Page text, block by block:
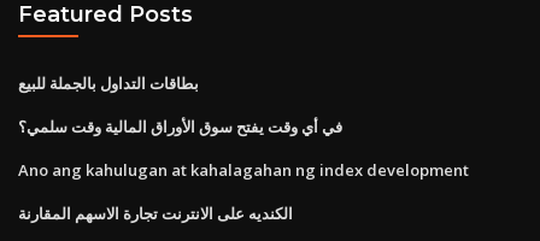
Featured Posts
بطاقات التداول بالجملة للبيع
في أي وقت يفتح سوق الأوراق المالية وقت سلمي؟
Ano ang kahulugan at kahalagahan ng index development
الكنديه على الانترنت تجارة الاسهم المقارنة